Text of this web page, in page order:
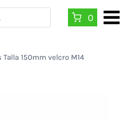
0
Talla 150mm velcro M14